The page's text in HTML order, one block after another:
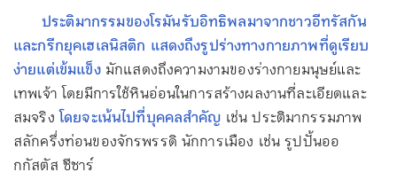
ประติมากรรมของโรมันรับอิทธิพลมาจากชาวอีทรัสกัน
และกรีกยุคเฮเลนิสติก แสดงถึงรูปร่างทางกายภาพที่ดูเรียบ
ง่ายแต่เข้มแข็งมักแสดงถึงความงามของร่างกายมนุษย์และ
เทพเจ้า โดยมีการใช้หินอ่อนในการสร้างผลงานที่ละเอียดและ
สมจริงโดยจะเน้นไปที่บุคคลสำคัญ เช่น ประติมากรรมภาพ
สลักครึ่งท่อนของจักรพรรดิ นักการเมือง เช่น รูปปั้นออ
กกัสตัส ซีซาร์